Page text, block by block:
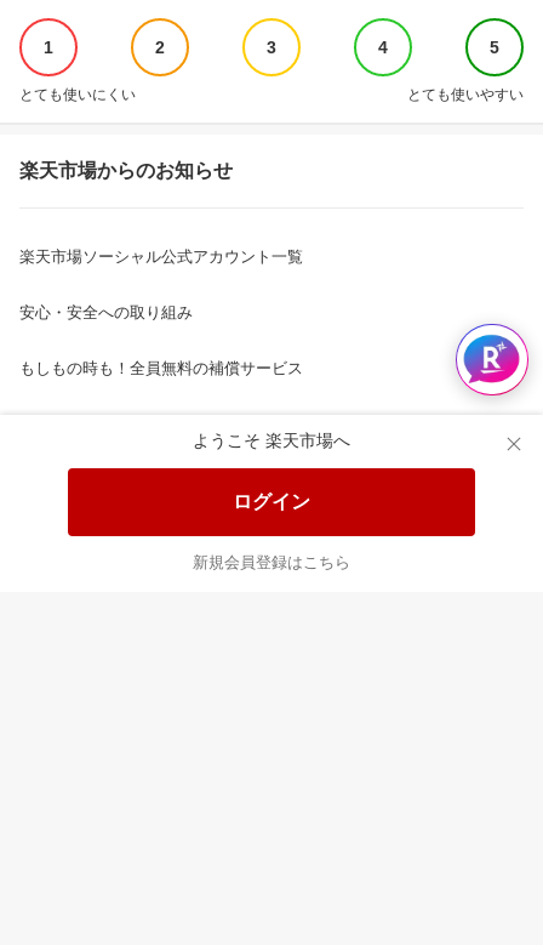
ようこそ 楽天市場へ
ログイン
新規会員登録はこちら
1 2 3 4 5
とても使いにくい とても使いやすい
楽天市場からのお知らせ
楽天市場ソーシャル公式アカウント一覧
安心・安全への取り組み
もしもの時も！全員無料の補償サービス
楽天ショッピングサービスご利用規約